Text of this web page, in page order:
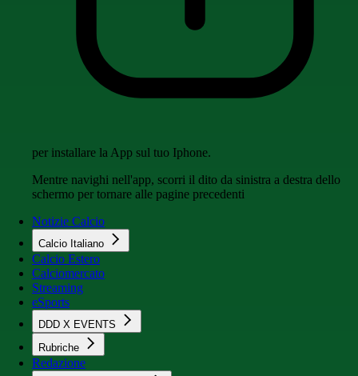
per installare la App sul tuo Iphone.
Mentre navighi nell'app, scorri il dito da sinistra a destra dello
schermo per tornare alle pagine precedenti
Notizie Calcio
Calcio Italiano
Calcio Estero
Calciomercato
Streaming
eSports
DDD X EVENTS
Rubriche
Redazione